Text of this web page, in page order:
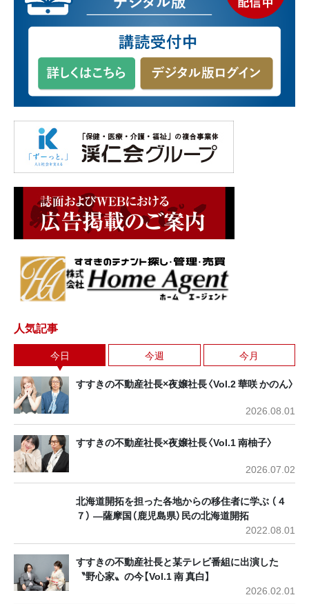
人気記事
今日 今週 今月
すすきの不動産社長×夜嬢社長〈Vol.2 華咲 かのん〉
2026.08.01
すすきの不動産社長×夜嬢社長〈Vol.1 南柚子〉
2026.07.02
北海道開拓を担った各地からの移住者に学ぶ （４
７） ―薩摩国（鹿児島県）民の北海道開拓
2022.08.01
すすきの不動産社長と某テレビ番組に出演した
〝野心家〟の今【Vol.1 南 真白】
2026.02.01